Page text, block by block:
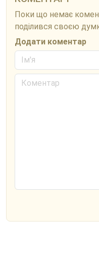
Поки що немає
поділився своєю
Додати коментар